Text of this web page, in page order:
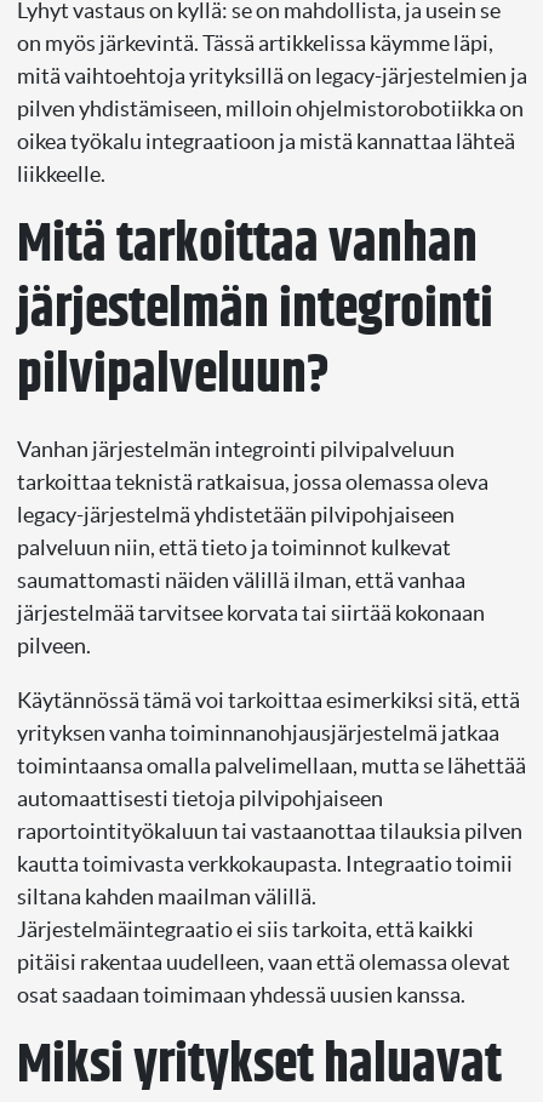
Lyhyt vastaus on kyllä: se on mahdollista, ja usein se
on myös järkevintä. Tässä artikkelissa käymme läpi,
mitä vaihtoehtoja yrityksillä on legacy-järjestelmien ja
pilven yhdistämiseen, milloin ohjelmistorobotiikka on
oikea työkalu integraatioon ja mistä kannattaa lähteä
liikkeelle.
Mitä tarkoittaa vanhan
järjestelmän integrointi
pilvipalveluun?
Vanhan järjestelmän integrointi pilvipalveluun
tarkoittaa teknistä ratkaisua, jossa olemassa oleva
legacy-järjestelmä yhdistetään pilvipohjaiseen
palveluun niin, että tieto ja toiminnot kulkevat
saumattomasti näiden välillä ilman, että vanhaa
järjestelmää tarvitsee korvata tai siirtää kokonaan
pilveen.
Käytännössä tämä voi tarkoittaa esimerkiksi sitä, että
yrityksen vanha toiminnanohjausjärjestelmä jatkaa
toimintaansa omalla palvelimellaan, mutta se lähettää
automaattisesti tietoja pilvipohjaiseen
raportointityökaluun tai vastaanottaa tilauksia pilven
kautta toimivasta verkkokaupasta. Integraatio toimii
siltana kahden maailman välillä.
Järjestelmäintegraatio ei siis tarkoita, että kaikki
pitäisi rakentaa uudelleen, vaan että olemassa olevat
osat saadaan toimimaan yhdessä uusien kanssa.
Miksi yritykset haluavat